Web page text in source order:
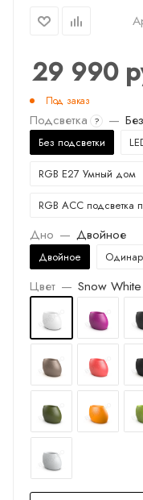
29 990
Под заказ
Подсветка ? —
Без подсветки
RGB E27 Умный дом
RGB ACC подсветка
Дно — Двойное
Двойное
Цвет — Snow White